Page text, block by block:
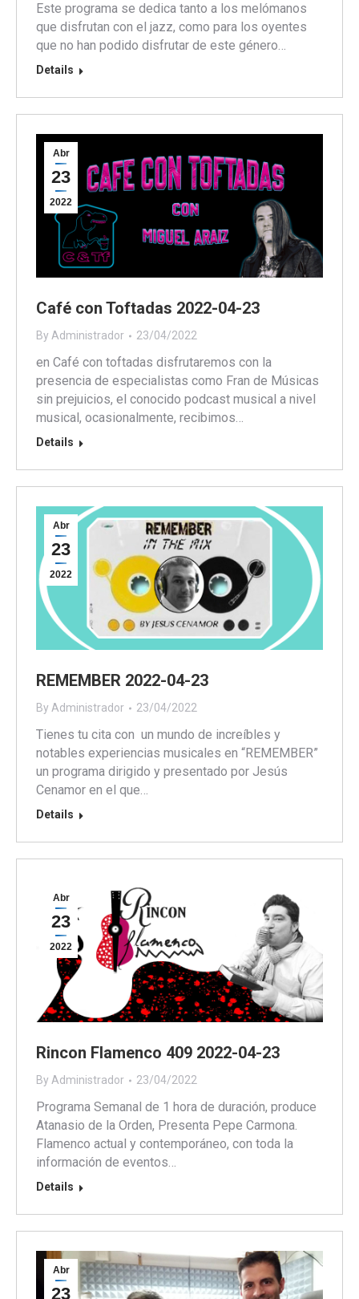
Este programa se dedica tanto a los melómanos
que disfrutan con el jazz, como para los oyentes
que no han podido disfrutar de este género…
Details
Abr
23
2022
Café con Toftadas 2022-04-23
By Administrador 23/04/2022
en Café con toftadas disfrutaremos con la
presencia de especialistas como Fran de Músicas
sin prejuicios, el conocido podcast musical a nivel
musical, ocasionalmente, recibimos…
Details
Abr
23
2022
REMEMBER 2022-04-23
By Administrador 23/04/2022
Tienes tu cita con un mundo de increíbles y
notables experiencias musicales en “REMEMBER”
un programa dirigido y presentado por Jesús
Cenamor en el que…
Details
Abr
23
2022
Rincon Flamenco 409 2022-04-23
By Administrador 23/04/2022
Programa Semanal de 1 hora de duración, produce
Atanasio de la Orden, Presenta Pepe Carmona.
Flamenco actual y contemporáneo, con toda la
información de eventos…
Details
Abr
23